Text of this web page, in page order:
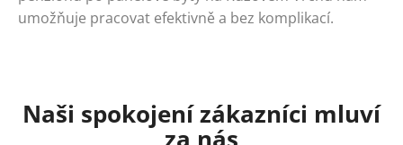
umožňuje pracovat efektivně a bez komplikací.
Naši spokojení zákazníci mluví